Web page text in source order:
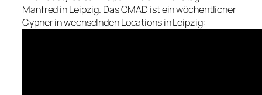
Manfred in Leipzig. Das OMAD ist ein wöchentlicher
Cypher in wechselnden Locations in Leipzig: